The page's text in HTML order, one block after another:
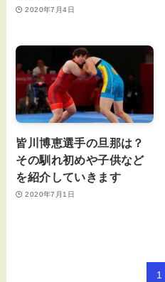
2020年7月4日
皆川博恵選手の旦那は？
その馴れ初めや子供など
を紹介していきます
2020年7月1日
1